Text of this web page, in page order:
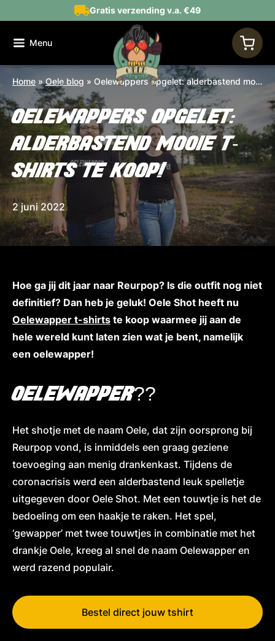
Gratis verzending v.a. €49
Menu
Home »Oele blog » Oelewappers opgelet: alderbastend mooie t-shirts te koop!
OELEWAPPERS OPGELET:
ALDERBASTEND MOOIE T-
SHIRTS TE KOOP!
2 juni 2022
Hoe ga jij dit jaar naar Reurpop? Is die outfit nog niet
definitief? Dan heb je geluk! Oele Shot heeft nu
Oelewapper t-shirts te koop waarmee jij aan de
hele wereld kunt laten zien wat je bent, namelijk
een oelewapper!
OELEWAPPER??
Het shotje met de naam Oele, dat zijn oorsprong bij
Reurpop vond, is inmiddels een graag geziene
toevoeging aan menig drankenkast. Tijdens de
coronacrisis werd een alderbastend leuk spelletje
uitgegeven door Oele Shot. Met een touwtje is het de
bedoeling om een haakje te raken. Het spel,
‘gewapper’ met twee touwtjes in combinatie met het
drankje Oele, kreeg al snel de naam Oelewapper en
werd razend populair.
Bestel direct jouw tshirt